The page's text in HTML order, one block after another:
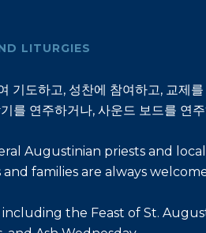
LITURGIES
도하고, 성찬에 참여하고, 교제
를 연주하거나, 사운드 보드를 연
Augustinian priests and
families are always
the Feast of St.